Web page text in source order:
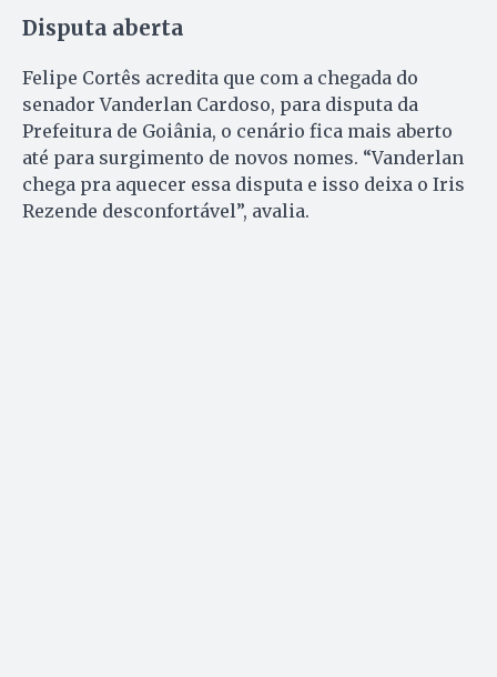
Disputa aberta
Felipe Cortês acredita que com a chegada do
senador Vanderlan Cardoso, para disputa da
Prefeitura de Goiânia, o cenário fica mais aberto
até para surgimento de novos nomes. “Vanderlan
chega pra aquecer essa disputa e isso deixa o Iris
Rezende desconfortável”, avalia.